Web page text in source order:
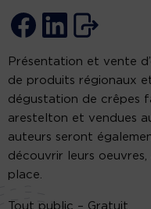
Présentation et vente
de produits régionaux
dégustation de crêpes
arestelton et vendues
auteurs seront
découvrir leurs
place.
Tout public – Gratuit.